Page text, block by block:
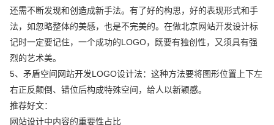
还需不断发现和创造成新手法。有了好的构思，好的表现形式和手
法，如忽略整体的美感，也是不完美的。在做北京网站开发设计标
记时一定要记住，一个成功的LOGO，既要有独创性，又须具有强
烈的艺术美。
5、矛盾空间网站开发LOGO设计法：这种方法要将图形位置上下左
右正反颠倒、错位后构成特殊空间，给人以新颖感。
推荐好文：
网站设计中内容的重要性占比